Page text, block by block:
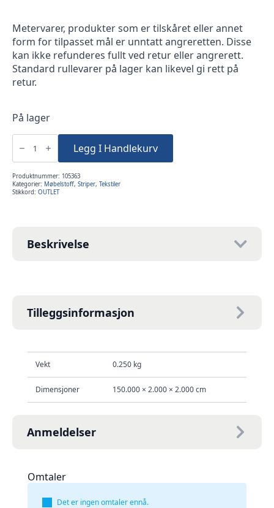
Metervarer, produkter som er tilskåret eller annet
form for tilpasset mål er unntatt angreretten. Disse
kan ikke refunderes fullt ved retur eller angrerett.
Standard rullevarer på lager kan likevel gi rett på
retur.
På lager
Sørlandshytta
Blå
Drivved
antall
Legg I Handlekurv
Produktnummer: 105363
Kategorier: Møbelstoff, Striper, Tekstiler
Stikkord: OUTLET
Beskrivelse
Tilleggsinformasjon
Vekt 0.250 kg
Dimensjoner 150.000 × 2.000 × 2.000 cm
Anmeldelser
Omtaler
Det er ingen omtaler ennå.